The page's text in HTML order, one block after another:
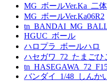
MG_ボールVer.Ka_二体
MG_ボールVer.Ka06R2
HGUC_ボール
ハロプラ_ボールハロ
ハセガワ_72_たまごひ
バンダイ_1/48_しんか